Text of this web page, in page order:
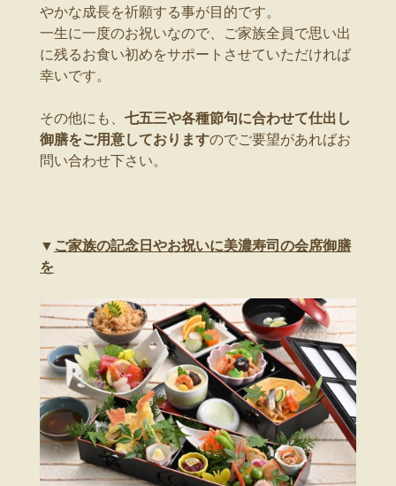
やかな成長を祈願する事が目的です。
一生に一度のお祝いなので、ご家族全員で思い出
に残るお食い初めをサポートさせていただければ
幸いです。
その他にも、 七五三や各種節句に合わせて仕出し
御膳をご用意しておりますのでご要望があればお
問い合わせ下さい。
▼ ご家族の記念日やお祝いに美濃寿司の会席御膳
を